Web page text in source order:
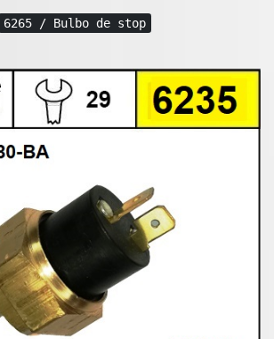
6265 / Bulbo de stop